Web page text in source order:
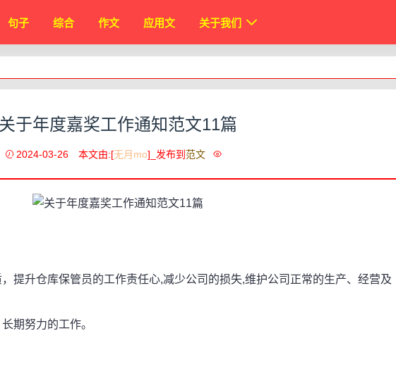
句子 综合 作文 应用文 关于我们
关于年度嘉奖工作通知范文11篇
2024-03-26 本文由:[无月mo]_发布到 范文
升仓库保管员的工作责任心,减少公司的损失,维护公司正常的生产、经营及
期努力的工作。